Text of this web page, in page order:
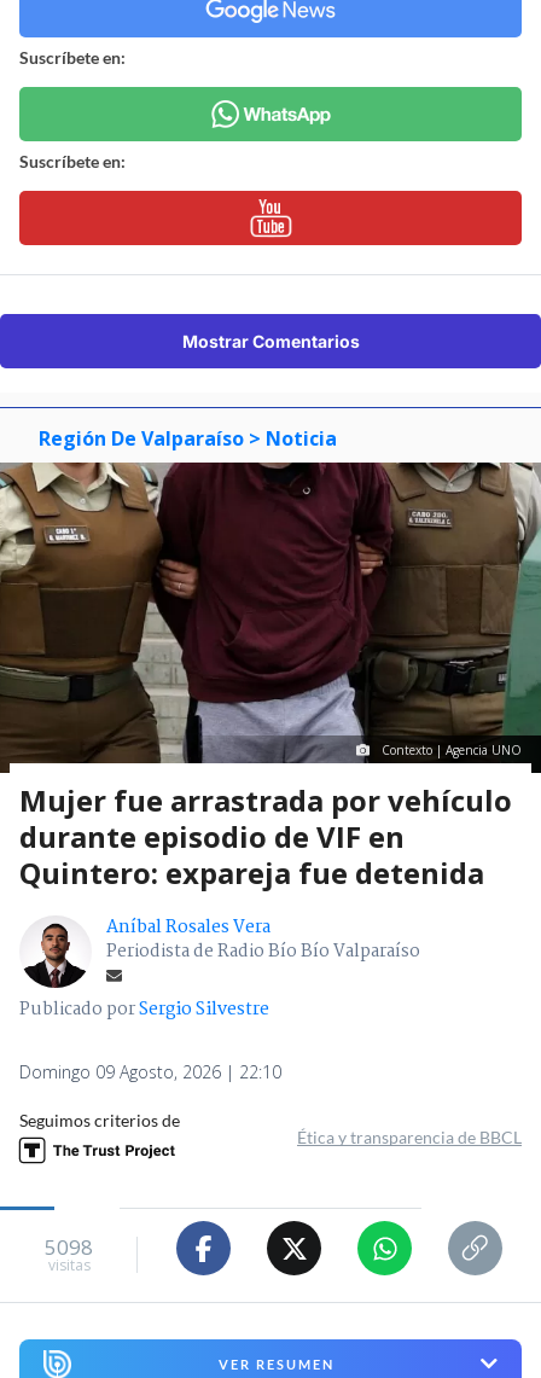
Suscríbete en:
Suscríbete en:
Mostrar Comentarios
Región De Valparaíso > Noticia
Contexto | Agencia UNO
Mujer fue arrastrada por vehículo
durante episodio de VIF en
Quintero: expareja fue detenida
Aníbal Rosales Vera
Periodista de Radio Bío Bío Valparaíso
Publicado porSergio Silvestre
Domingo 09 Agosto, 2026 | 22:10
Seguimos criterios de
Ética y transparencia de BBCL
5098
visitas
VER RESUMEN